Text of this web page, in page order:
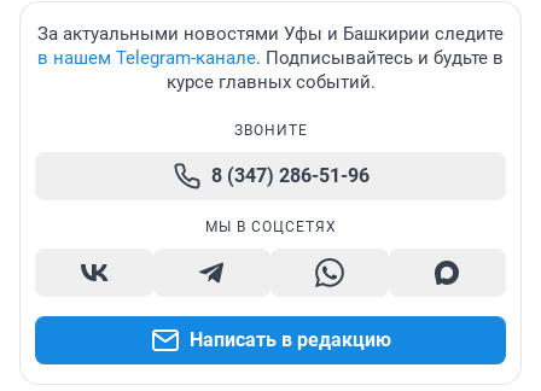
За актуальными новостями Уфы и Башкирии следите
в нашем Telegram-канале. Подписывайтесь и будьте в
курсе главных событий.
ЗВОНИТЕ
8 (347) 286-51-96
МЫ В СОЦСЕТЯХ
Написать в редакцию